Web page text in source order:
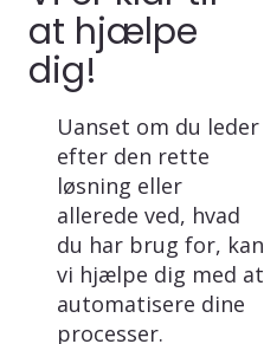
at hjælpe
dig!
Uanset om du leder
efter den rette
løsning eller
allerede ved, hvad
du har brug for, kan
vi hjælpe dig med at
automatisere dine
processer.